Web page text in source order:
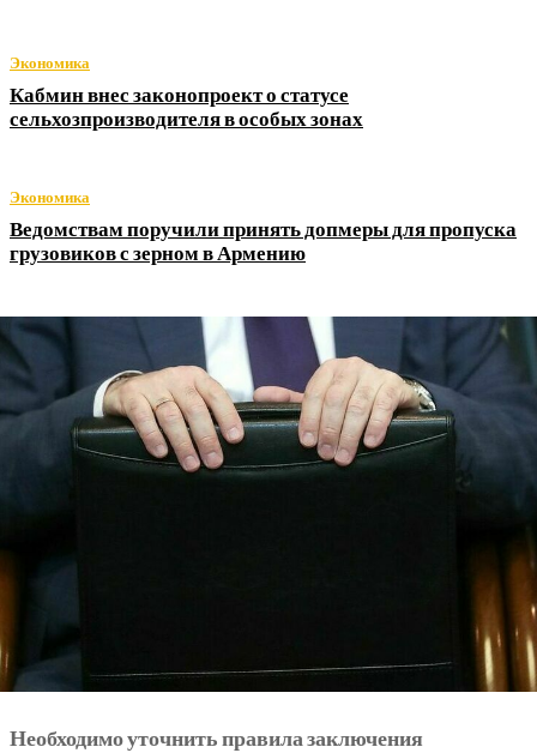
Экономика
Кабмин внес законопроект о статусе
сельхозпроизводителя в особых зонах
Экономика
Ведомствам поручили принять допмеры для пропуска
грузовиков с зерном в Армению
Необходимо уточнить правила заключения